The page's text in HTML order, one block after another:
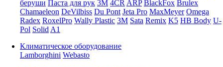
беруши Паста для рук 3M 4CR ARP BlackFox Brulex
Chamaeleon DeVilbiss Du Pont Jeta Pro MaxMeyer Omega
Radex RoxelPro Wally Plastic 3M Sata Remix K5 HB Body U-
Pol Solid A1
Климатическое оборудование
Lamborghini Webasto